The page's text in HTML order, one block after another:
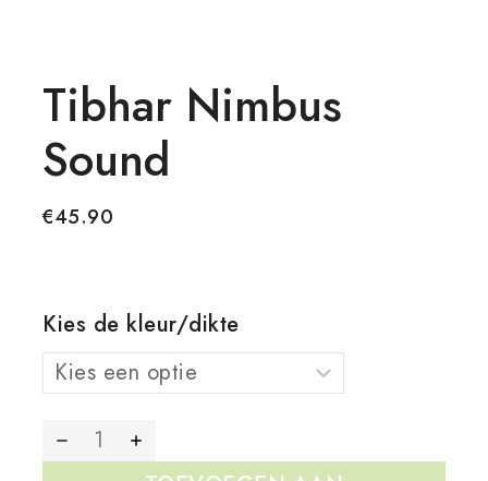
Tibhar Nimbus
Sound
€45.90
Kies de kleur/dikte